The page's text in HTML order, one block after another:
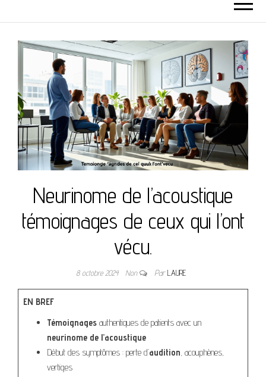
Neurinome de l’acoustique
témoignages de ceux qui l’ont
vécu.
8 octobre 2024 Non ParLAURE
EN BREF
Témoignages authentiques de patients avec un
neurinome de l’acoustique
Début des symptômes : perte d’audition, acouphènes,
vertiges